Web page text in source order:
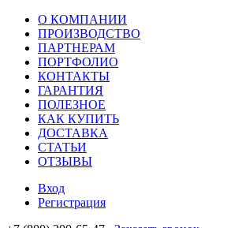
О КОМПАНИИ
ПРОИЗВОДСТВО
ПАРТНЕРАМ
ПОРТФОЛИО
КОНТАКТЫ
ГАРАНТИЯ
ПОЛЕЗНОЕ
КАК КУПИТЬ
ДОСТАВКА
СТАТЬИ
ОТЗЫВЫ
Вход
Регистрация